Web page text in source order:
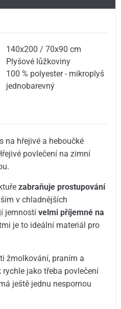
140x200 / 70x90 cm
Plyšové lůžkoviny
100 % polyester - mikroplyš
jednobarevný
na hřejivé a heboučké
povlečení na zimní
zabraňuje prostupování
v chladnějších
jemnostívelmi příjemné na
je to ideální materiál pro
žmolkování, praním a
jako třeba povlečení
ještě jednu nespornou